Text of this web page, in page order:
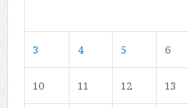
3 4 5 6
10 11 12 13